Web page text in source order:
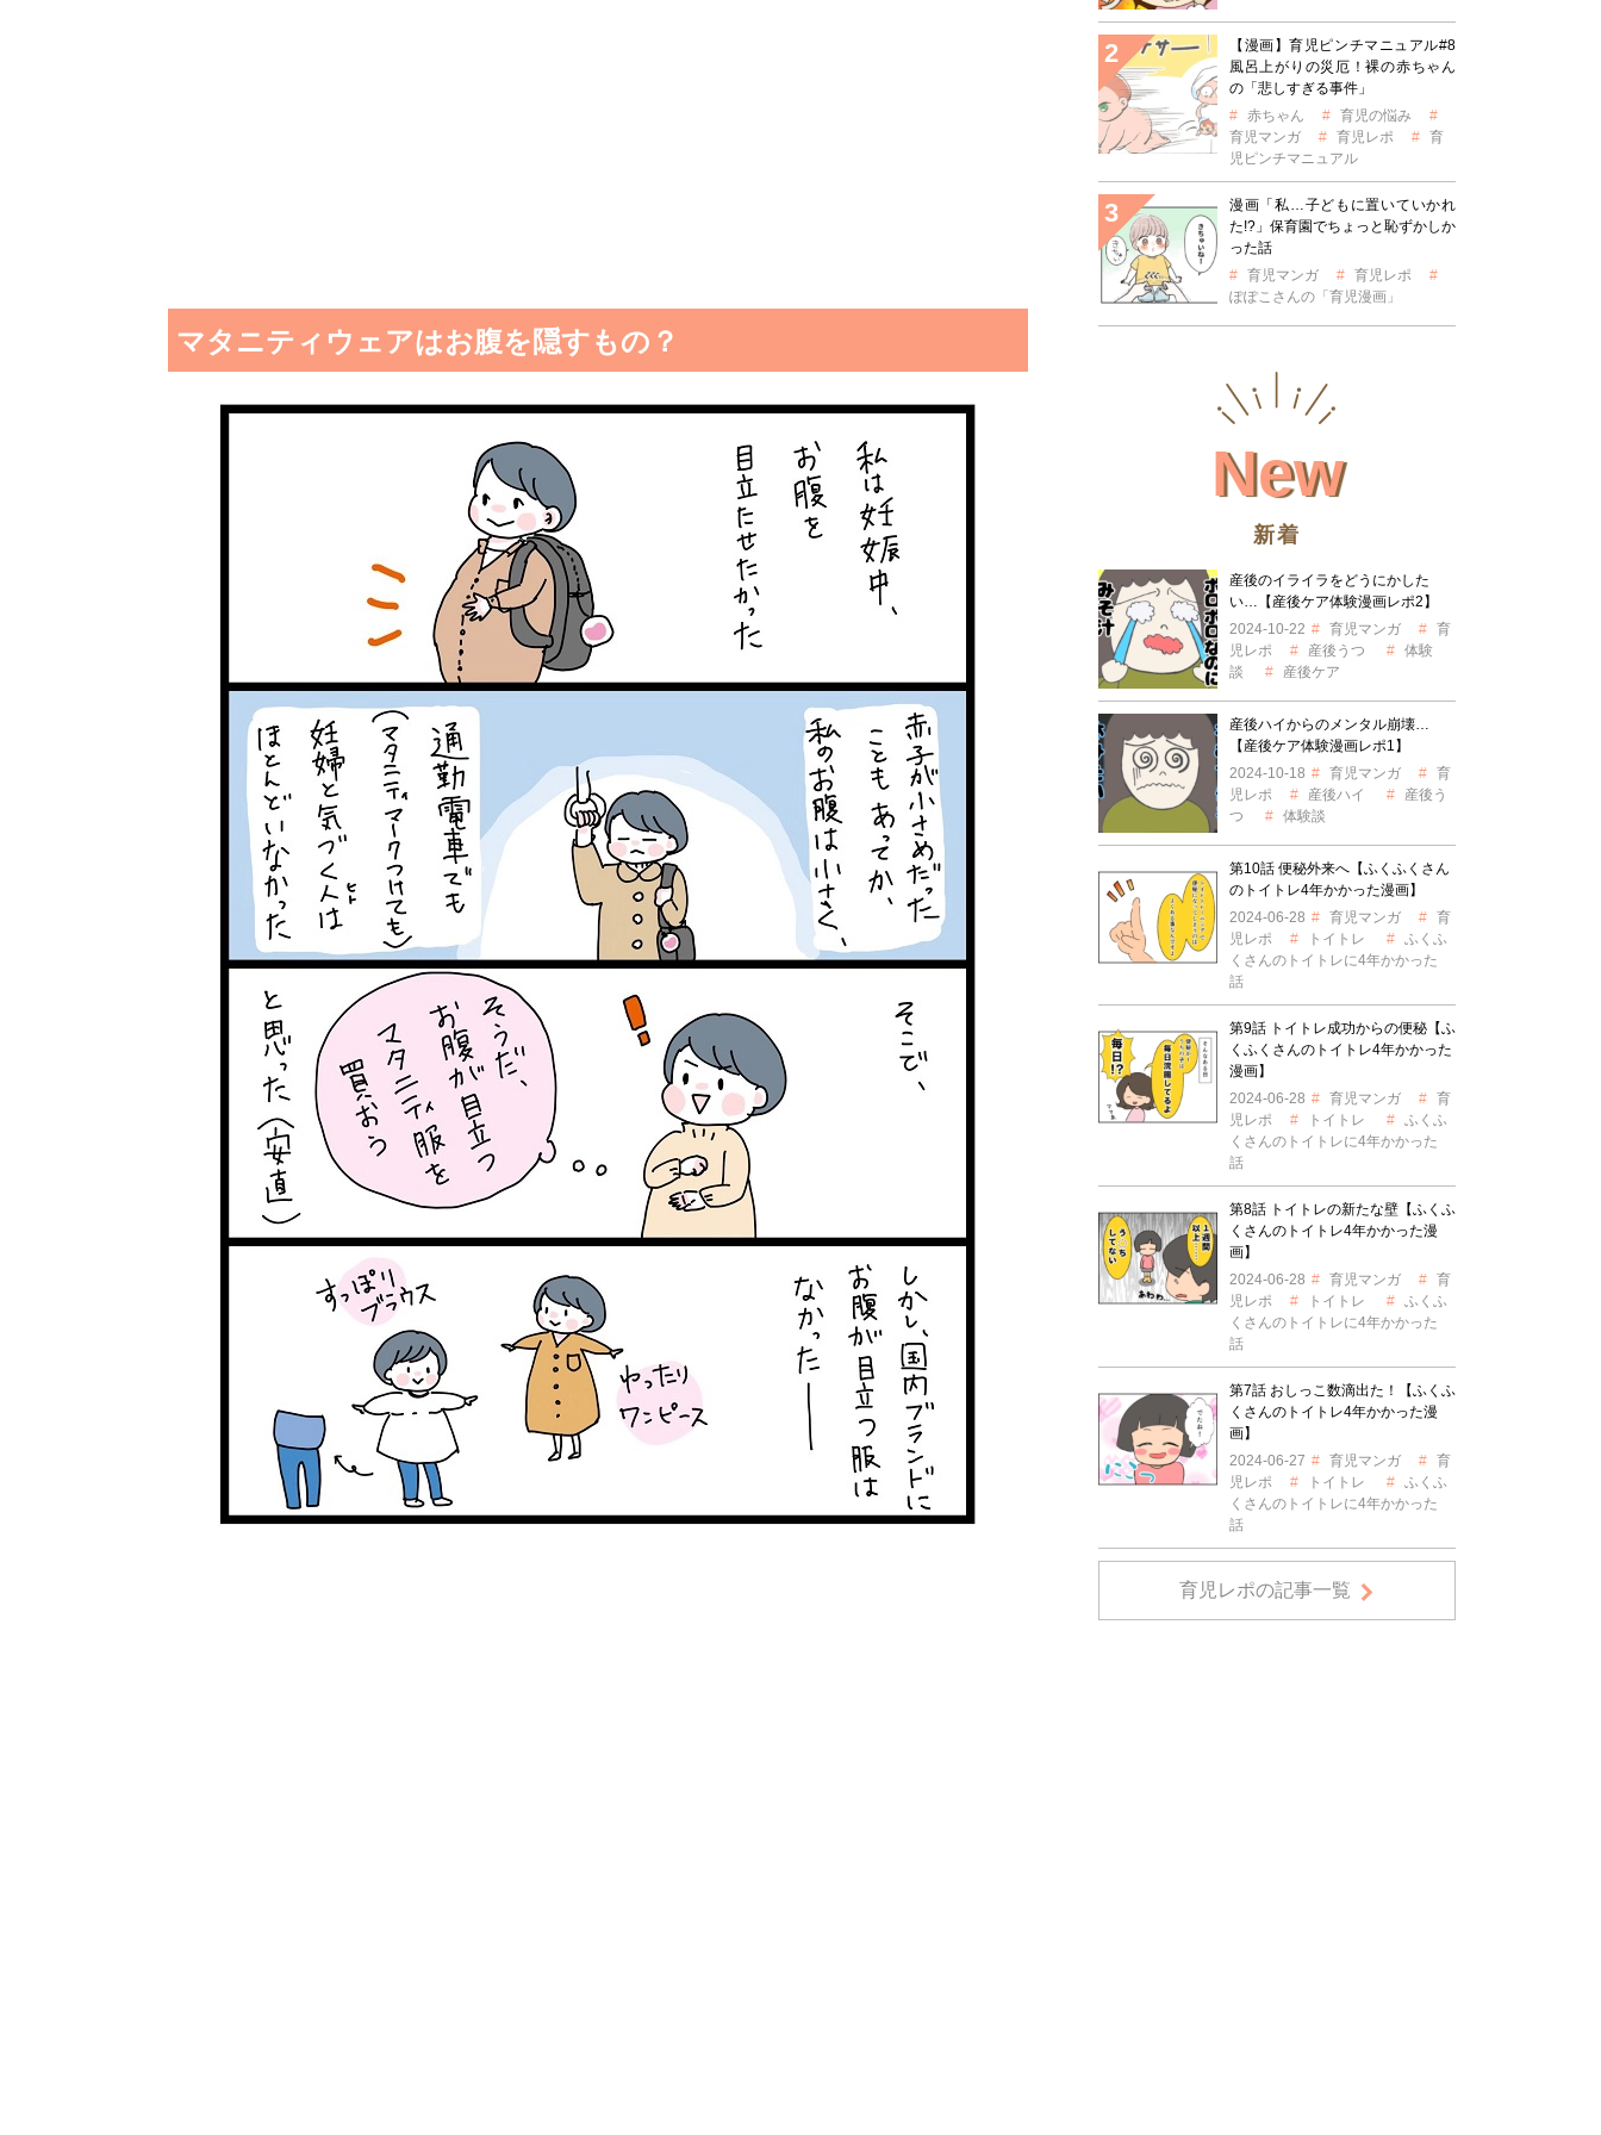
マタニティウェアはお腹を隠すもの？
【漫画】育児ピンチマニュアル#8
風呂上がりの災厄！裸の赤ちゃん
の「悲しすぎる事件」
赤ちゃん
育児の悩み
育児マンガ
育児レポ
育
児ピンチマニュアル
漫画「私…子どもに置いていかれ
た!?」保育園でちょっと恥ずかしか
った話
育児マンガ
育児レポ
ぽぽこさんの「育児漫画」
New
新着
産後のイライラをどうにかした
い…【産後ケア体験漫画レポ2】
2024-10-22
育児マンガ
育
児レポ
産後うつ
体験
談
産後ケア
産後ハイからのメンタル崩壊…
【産後ケア体験漫画レポ1】
2024-10-18
育児マンガ
育
児レポ
産後ハイ
産後う
つ
体験談
第10話 便秘外来へ【ふくふくさん
のトイトレ4年かかった漫画】
2024-06-28
育児マンガ
育
児レポ
トイトレ
ふくふ
くさんのトイトレに4年かかった
話
第9話 トイトレ成功からの便秘【ふ
くふくさんのトイトレ4年かかった
漫画】
2024-06-28
育児マンガ
育
児レポ
トイトレ
ふくふ
くさんのトイトレに4年かかった
話
第8話 トイトレの新たな壁【ふくふ
くさんのトイトレ4年かかった漫
画】
2024-06-28
育児マンガ
育
児レポ
トイトレ
ふくふ
くさんのトイトレに4年かかった
話
第7話 おしっこ数滴出た！【ふくふ
くさんのトイトレ4年かかった漫
画】
2024-06-27
育児マンガ
育
児レポ
トイトレ
ふくふ
くさんのトイトレに4年かかった
話
育児レポの記事一覧